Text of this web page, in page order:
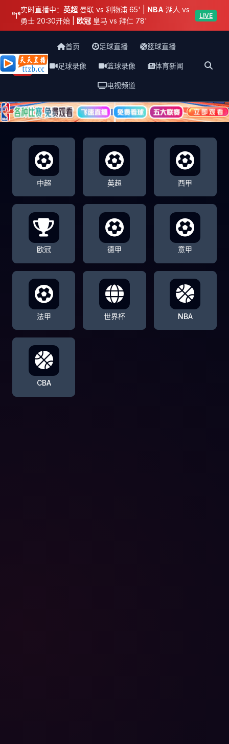
实时直播中： 英超 曼联 vs 利物浦 65' | NBA 湖人 vs
勇士 20:30开始 | 欧冠 皇马 vs 拜仁 78'
LIVE
天天直播网
首页 足球直播 篮球直播
足球录像 篮球录像 体育新闻
电视频道
中超 英超 西甲
欧冠 德甲 意甲
法甲 世界杯 NBA
CBA